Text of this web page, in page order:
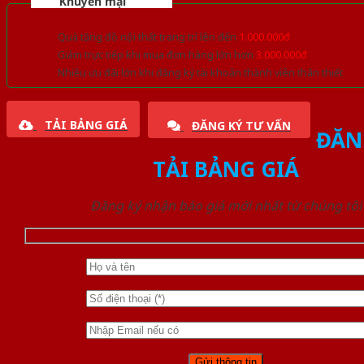
Quà tặng đồ nội thất trang trí lên đến 1.000.000đ
Giảm trực tiếp khi mua đơn hàng lớn hơn 3.000.000đ
Nhiều ưu đãi lớn khi đăng ký tài khoản thành viên thân thiết
TẢI BẢNG GIÁ ĐĂNG KÝ TƯ VẤN
TẢI BẢNG GIÁ
Đăng ký nhận báo giá mới nhất từ chúng tôi